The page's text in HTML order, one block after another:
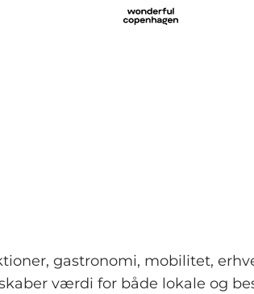
gastronomi, mobilitet,
værdi for både lokale og